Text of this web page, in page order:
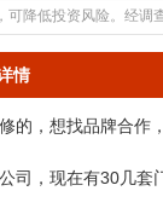
可降低投资风险。经
情
七十平米，不在市
的，想找品牌合作
司，现在有30几套
到100平，想找个